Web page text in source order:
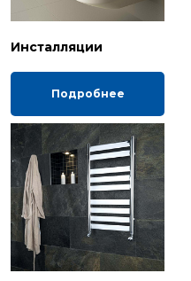
Инсталляции
Подробнее